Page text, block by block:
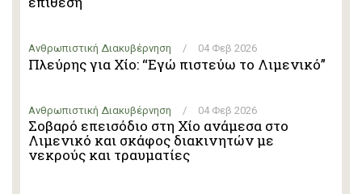
Ανθρωπιστική Διακυβέρνηση / 04 Φεβ 2026
Πλεύρης για Χίο: “Εγώ πιστεύω το Λιμενικό”
Ανθρωπιστική Διακυβέρνηση / 04 Φεβ 2026
Σοβαρό επεισόδιο στη Χίο ανάμεσα στο
Λιμενικό και σκάφος διακινητών με
νεκρούς και τραυματίες